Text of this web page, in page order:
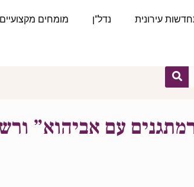
עירונית נדל"ן מומחים מקצועיים
עם אביהוא”